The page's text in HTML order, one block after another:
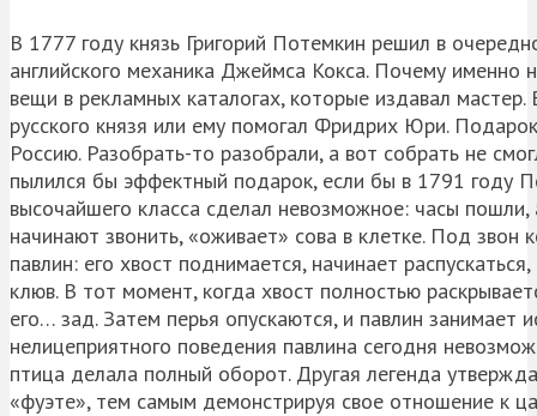
В 1777 году князь Григорий Потемкин решил в
английского механика Джеймса Кокса. Почему именно
вещи в рекламных каталогах, которые издавал
русского князя или ему помогал Фридрих Юри.
Россию. Разобрать-то разобрали, а вот собрать не
пылился бы эффектный подарок, если бы в 1791 году
высочайшего класса сделал невозможное: часы
начинают звонить, «оживает» сова в клетке. Под звон
павлин: его хвост поднимается, начинает
клюв. В тот момент, когда хвост полностью
его… зад. Затем перья опускаются, и павлин занимает
нелицеприятного поведения павлина сегодня
птица делала полный оборот. Другая легенда
«фуэте», тем самым демонстрируя свое отношение к